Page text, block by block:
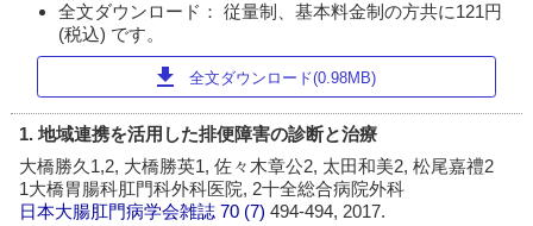
全文ダウンロード： 従量制、基本料金制の方共に121円
(税込) です。
download 全文ダウンロード(0.98MB)
1. 地域連携を活用した排便障害の診断と治療
大橋勝久1,2, 大橋勝英1, 佐々木章公2, 太田和美2, 松尾嘉禮2
1大橋胃腸科肛門科外科医院, 2十全総合病院外科
日本大腸肛門病学会雑誌 70 (7)494-494, 2017.